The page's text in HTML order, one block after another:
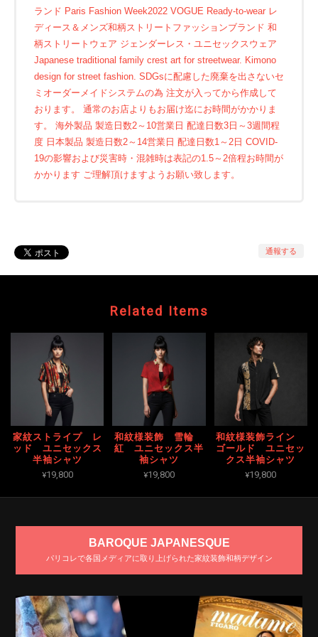
ランド Paris Fashion Week2022 VOGUE Ready-to-wear レ
ディース＆メンズ和柄ストリートファッションブランド 和
柄ストリートウェア ジェンダーレス・ユニセックスウェア
Japanese traditional family crest art for streetwear. Kimono
design for street fashion. SDGsに配慮した廃棄を出さないセ
ミオーダーメイドシステムの為 注文が入ってから作成して
おります。 通常のお店よりもお届け迄にお時間がかかりま
す。 海外製品 製造日数2～10営業日 配達日数3日～3週間程
度 日本製品 製造日数2～14営業日 配達日数1～2日 COVID-
19の影響および災害時・混雑時は表記の1.5～2倍程お時間が
かかります ご理解頂けますようお願い致します。
通報する
Related Items
家紋ストライプ レ
ッド ユニセックス
半袖シャツ
¥19,800
和紋様装飾 雪輪
紅 ユニセックス半
袖シャツ
¥19,800
和紋様装飾ライン
ゴールド ユニセッ
クス半袖シャツ
¥19,800
BAROQUE JAPANESQUE
パリコレで各国メディアに取り上げられた家紋装飾和柄デザイン